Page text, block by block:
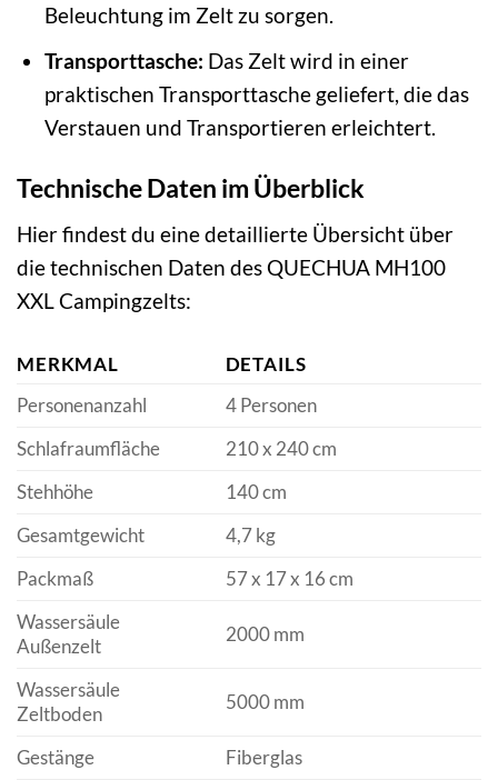
Beleuchtung im Zelt zu sorgen.
Transporttasche: Das Zelt wird in einer
praktischen Transporttasche geliefert, die das
Verstauen und Transportieren erleichtert.
Technische Daten im Überblick
Hier findest du eine detaillierte Übersicht über
die technischen Daten des QUECHUA MH100
XXL Campingzelts:
MERKMAL
DETAILS
Personenanzahl
4 Personen
Schlafraumfläche
210 x 240 cm
Stehhöhe
140 cm
Gesamtgewicht
4,7 kg
Packmaß
57 x 17 x 16 cm
Wassersäule
Außenzelt
2000 mm
Wassersäule
Zeltboden
5000 mm
Gestänge
Fiberglas